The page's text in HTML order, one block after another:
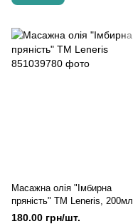
Масажна олія "Імбирна
пряність" TM Leneris, 200мл
180.00 грн/шт.